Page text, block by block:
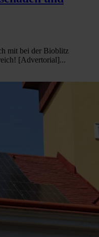
mit bei der Bioblitz
[Advertorial]...